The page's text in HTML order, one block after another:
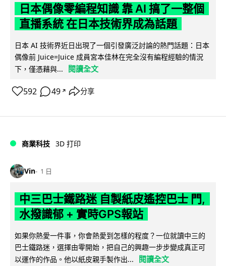
日本偶像零編程知識 靠 AI 搞了一整個
直播系統 在日本技術界成為話題
日本 AI 技術界近日出現了一個引發廣泛討論的熱門話題：日本
偶像前 Juice=Juice 成員宮本佳林在完全沒有編程經驗的情況
下，僅憑藉與...
閱讀全文
592 49 ↗ 分享
商業科技 3D 打印
Vin 1 日
中三巴士鐵路迷 自製紙皮遙控巴士 門,
水撥識郁 + 實時GPS報站
如果你熱愛一件事，你會熱愛到怎樣的程度？一位就讀中三的
巴士鐵路迷，選擇由零開始，把自己的興趣一步步變成真正可
以運作的作品。他以紙皮親手製作出...
閱讀全文